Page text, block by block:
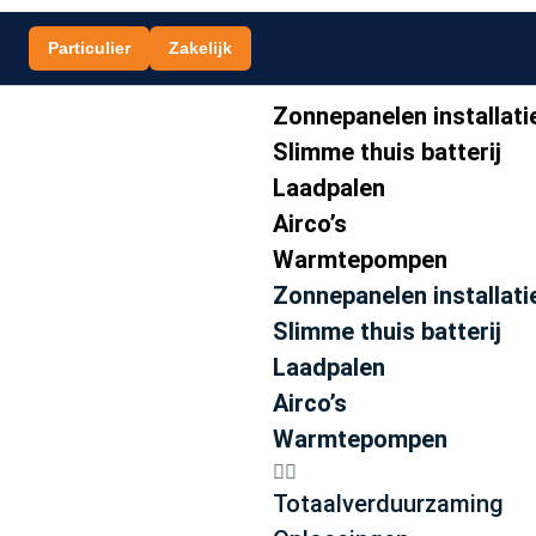
Particulier Zakelijk
Zonnepanelen
Slimme thuis batterij
Laadpalen
Airco’s
Warmtepompen
Zonnepanelen
Slimme thuis batterij
Laadpalen
Airco’s
Warmtepompen
Totaalverduurzaming